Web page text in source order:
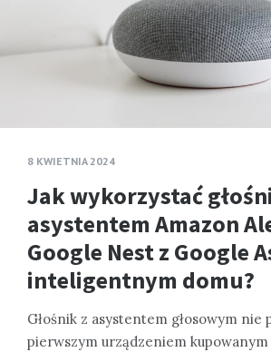
8 KWIETNIA 2024
Jak wykorzystać
asystentem Amazon
Google Nest z Google
inteligentnym domu?
Głośnik z asystentem głosowym nie
pierwszym urządzeniem kupowanym